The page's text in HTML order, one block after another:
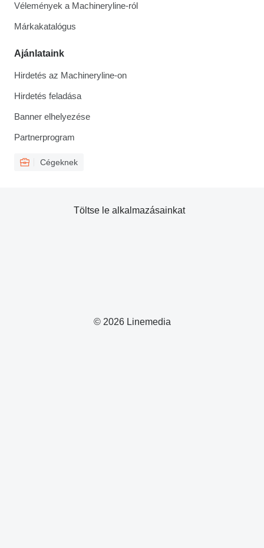
Vélemények a Machineryline-ról
Márkakatalógus
Ajánlataink
Hirdetés az Machineryline-on
Hirdetés feladása
Banner elhelyezése
Partnerprogram
Cégeknek
© 2026 Linemedia
Töltse le alkalmazásainkat